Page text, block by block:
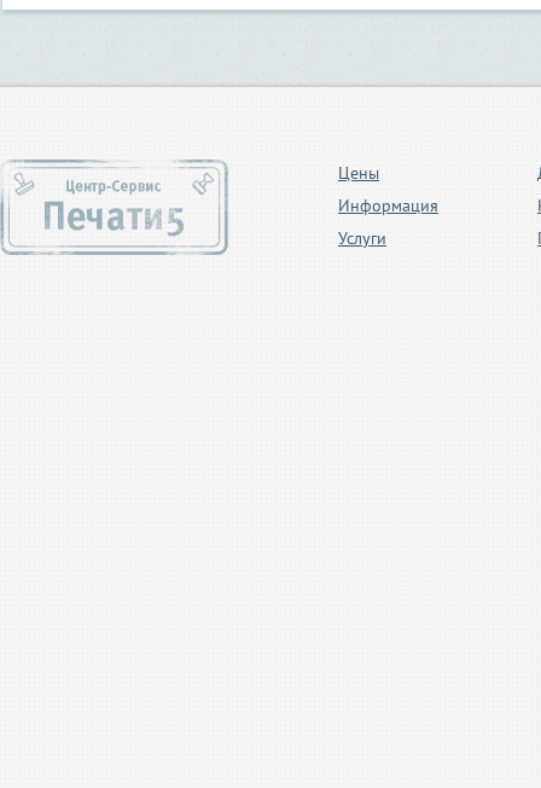
Цены
Информация
Услуги